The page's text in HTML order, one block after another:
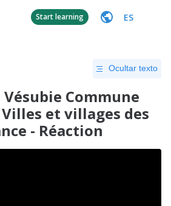
Start learning ES
Ocultar texto
Commune
et villages des
- Réaction